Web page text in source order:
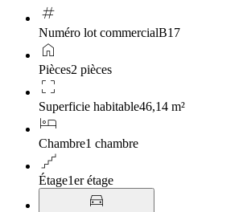
tag
Numéro lot commercialB17
home
Pièces2 pièces
crop_free
Superficie habitable46,14 m²
hotel
Chambre1 chambre
floor
Étage1er étage
directions_car